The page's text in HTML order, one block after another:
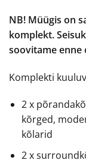
NB! Müügis on
komplekt.
soovitame enne
Komplekti
2 x
kõrged,
kõlarid
2 x